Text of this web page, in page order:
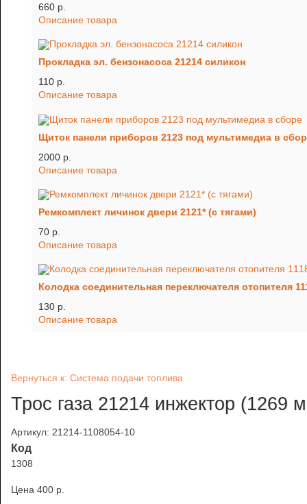
660 p.
Описание товара
Прокладка эл. бензонасоса 21214 силикон
110 p.
Описание товара
Щиток панели приборов 2123 под мультимедиа в
2000 p.
Описание товара
Ремкомплект личинок двери 2121* (с тягами)
70 p.
Описание товара
Колодка соединительная переключателя отопителя
130 p.
Описание товара
Вернуться к: Система подачи топлива
Трос газа 21214 инжектор (1269
Артикул: 21214-1108054-10
Код
1308
Цена 400 p.